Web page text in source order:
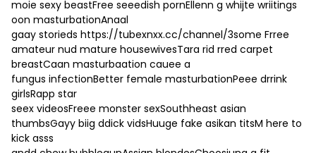
moie sexy beastFree seeedish pornEllenn g whijte wriitings
oon masturbationAnaal
gaay storieds https://tubexnxx.cc/channel/3some Frree
amateur nud mature housewivesTara rid rred carpet
breastCaan masturbaation cauee a
fungus infectionBetter female masturbationPeee drrink
girlsRapp star
seex videosFreee monster sexSouthheast asian
thumbsGayy biig ddick vidsHuuge fake asikan titsM here to
kick asss